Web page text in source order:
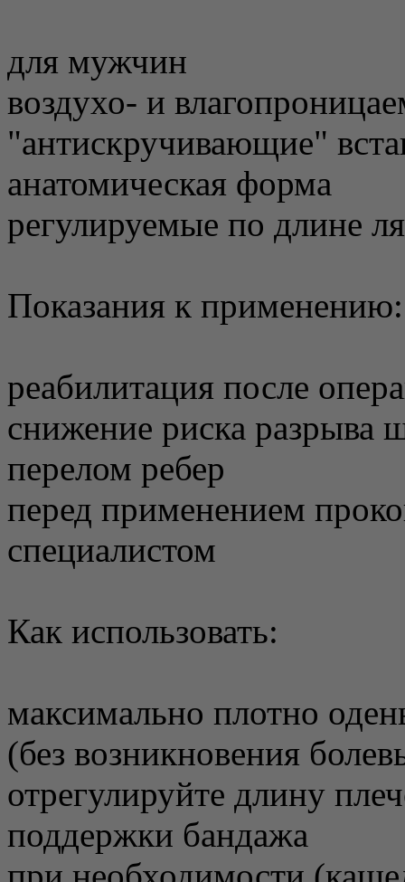
для мужчин
воздухо- и
"антискручивающие"
анатомическая форма
регулируемые по длине
Показания к применению:
реабилитация после
снижение риска разрыва
перелом ребер
перед применением
специалистом
Как использовать:
максимально плотно
(без возникновения
отрегулируйте длину
поддержки бандажа